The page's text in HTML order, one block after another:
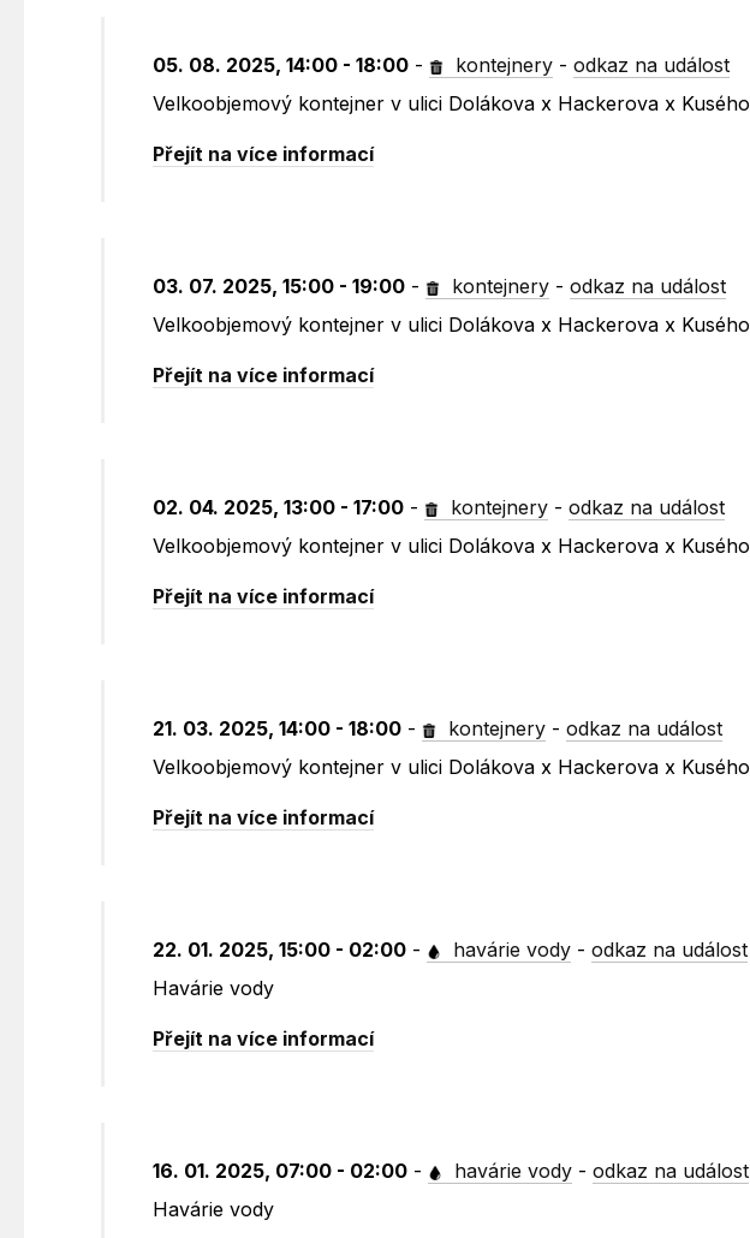
05. 08. 2025, 14:00 - 18:00 - kontejnery -odkaz na událost
Velkoobjemový kontejner v ulici Dolákova x Hackerova x Kusého
Přejít na více informací
03. 07. 2025, 15:00 - 19:00 - kontejnery -odkaz na událost
Velkoobjemový kontejner v ulici Dolákova x Hackerova x Kusého
Přejít na více informací
02. 04. 2025, 13:00 - 17:00 - kontejnery -odkaz na událost
Velkoobjemový kontejner v ulici Dolákova x Hackerova x Kusého
Přejít na více informací
21. 03. 2025, 14:00 - 18:00 - kontejnery -odkaz na událost
Velkoobjemový kontejner v ulici Dolákova x Hackerova x Kusého
Přejít na více informací
22. 01. 2025, 15:00 - 02:00 - havárie vody -odkaz na událost
Havárie vody
Přejít na více informací
16. 01. 2025, 07:00 - 02:00 - havárie vody -odkaz na událost
Havárie vody